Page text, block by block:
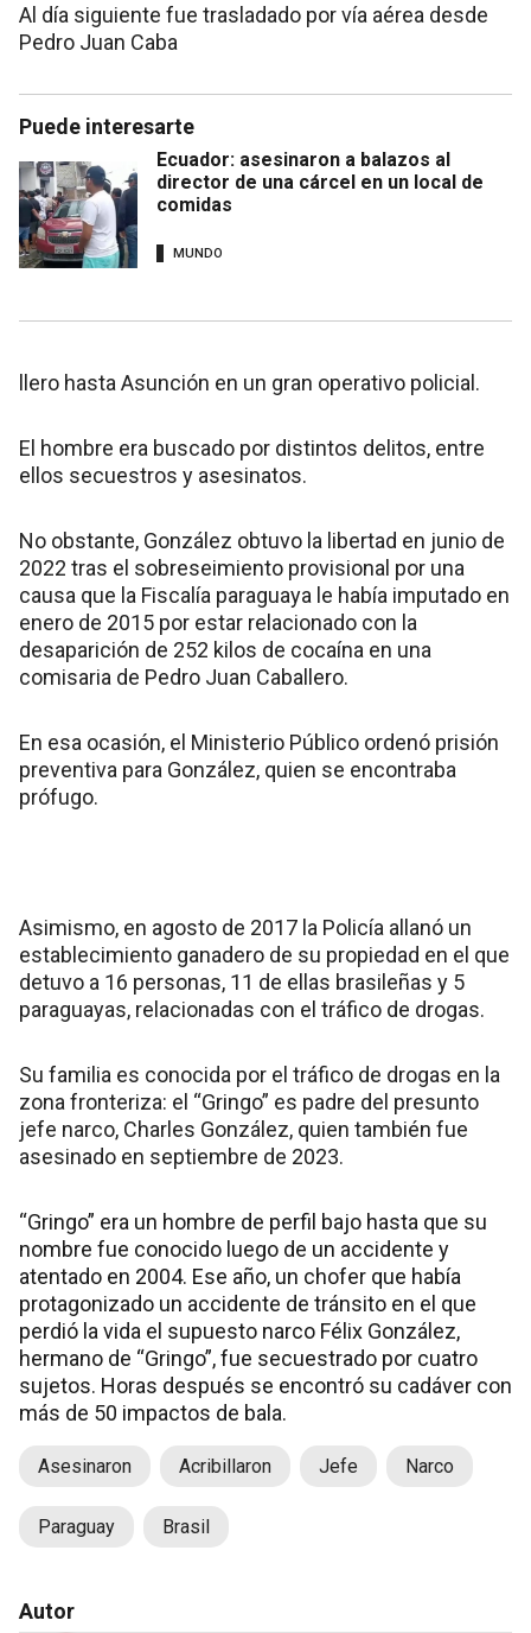
Al día siguiente fue trasladado por vía aérea desde
Pedro Juan Caba
Puede interesarte
Ecuador: asesinaron a balazos al
director de una cárcel en un local de
comidas
MUNDO
llero hasta Asunción en un gran operativo policial.
El hombre era buscado por distintos delitos, entre
ellos secuestros y asesinatos.
No obstante, González obtuvo la libertad en junio de
2022 tras el sobreseimiento provisional por una
causa que la Fiscalía paraguaya le había imputado en
enero de 2015 por estar relacionado con la
desaparición de 252 kilos de cocaína en una
comisaria de Pedro Juan Caballero.
En esa ocasión, el Ministerio Público ordenó prisión
preventiva para González, quien se encontraba
prófugo.
Asimismo, en agosto de 2017 la Policía allanó un
establecimiento ganadero de su propiedad en el que
detuvo a 16 personas, 11 de ellas brasileñas y 5
paraguayas, relacionadas con el tráfico de drogas.
Su familia es conocida por el tráfico de drogas en la
zona fronteriza: el “Gringo” es padre del presunto
jefe narco, Charles González, quien también fue
asesinado en septiembre de 2023.
“Gringo” era un hombre de perfil bajo hasta que su
nombre fue conocido luego de un accidente y
atentado en 2004. Ese año, un chofer que había
protagonizado un accidente de tránsito en el que
perdió la vida el supuesto narco Félix González,
hermano de “Gringo”, fue secuestrado por cuatro
sujetos. Horas después se encontró su cadáver con
más de 50 impactos de bala.
Asesinaron Acribillaron Jefe Narco
Paraguay Brasil
Autor